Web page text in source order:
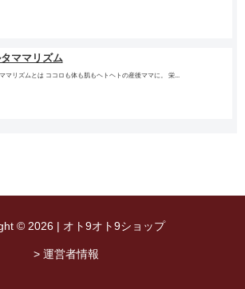
ママリズム
マリズムとは ココロも体も肌もヘトヘトの産後ママに。 栄...
© 2026 | オト9オト9ショップ
> 運営者情報